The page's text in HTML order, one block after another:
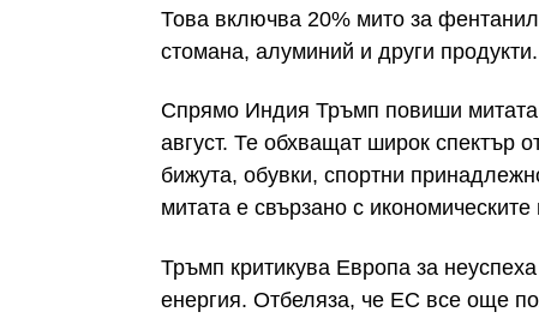
Това включва 20% мито за
стомана, алуминий и други продукти.
Спрямо Индия Тръмп повиши митата
август. Те обхващат широк спектър
бижута, обувки, спортни
митата е свързано с
Тръмп критикува Европа за
енергия. Отбеляза, че ЕС все още